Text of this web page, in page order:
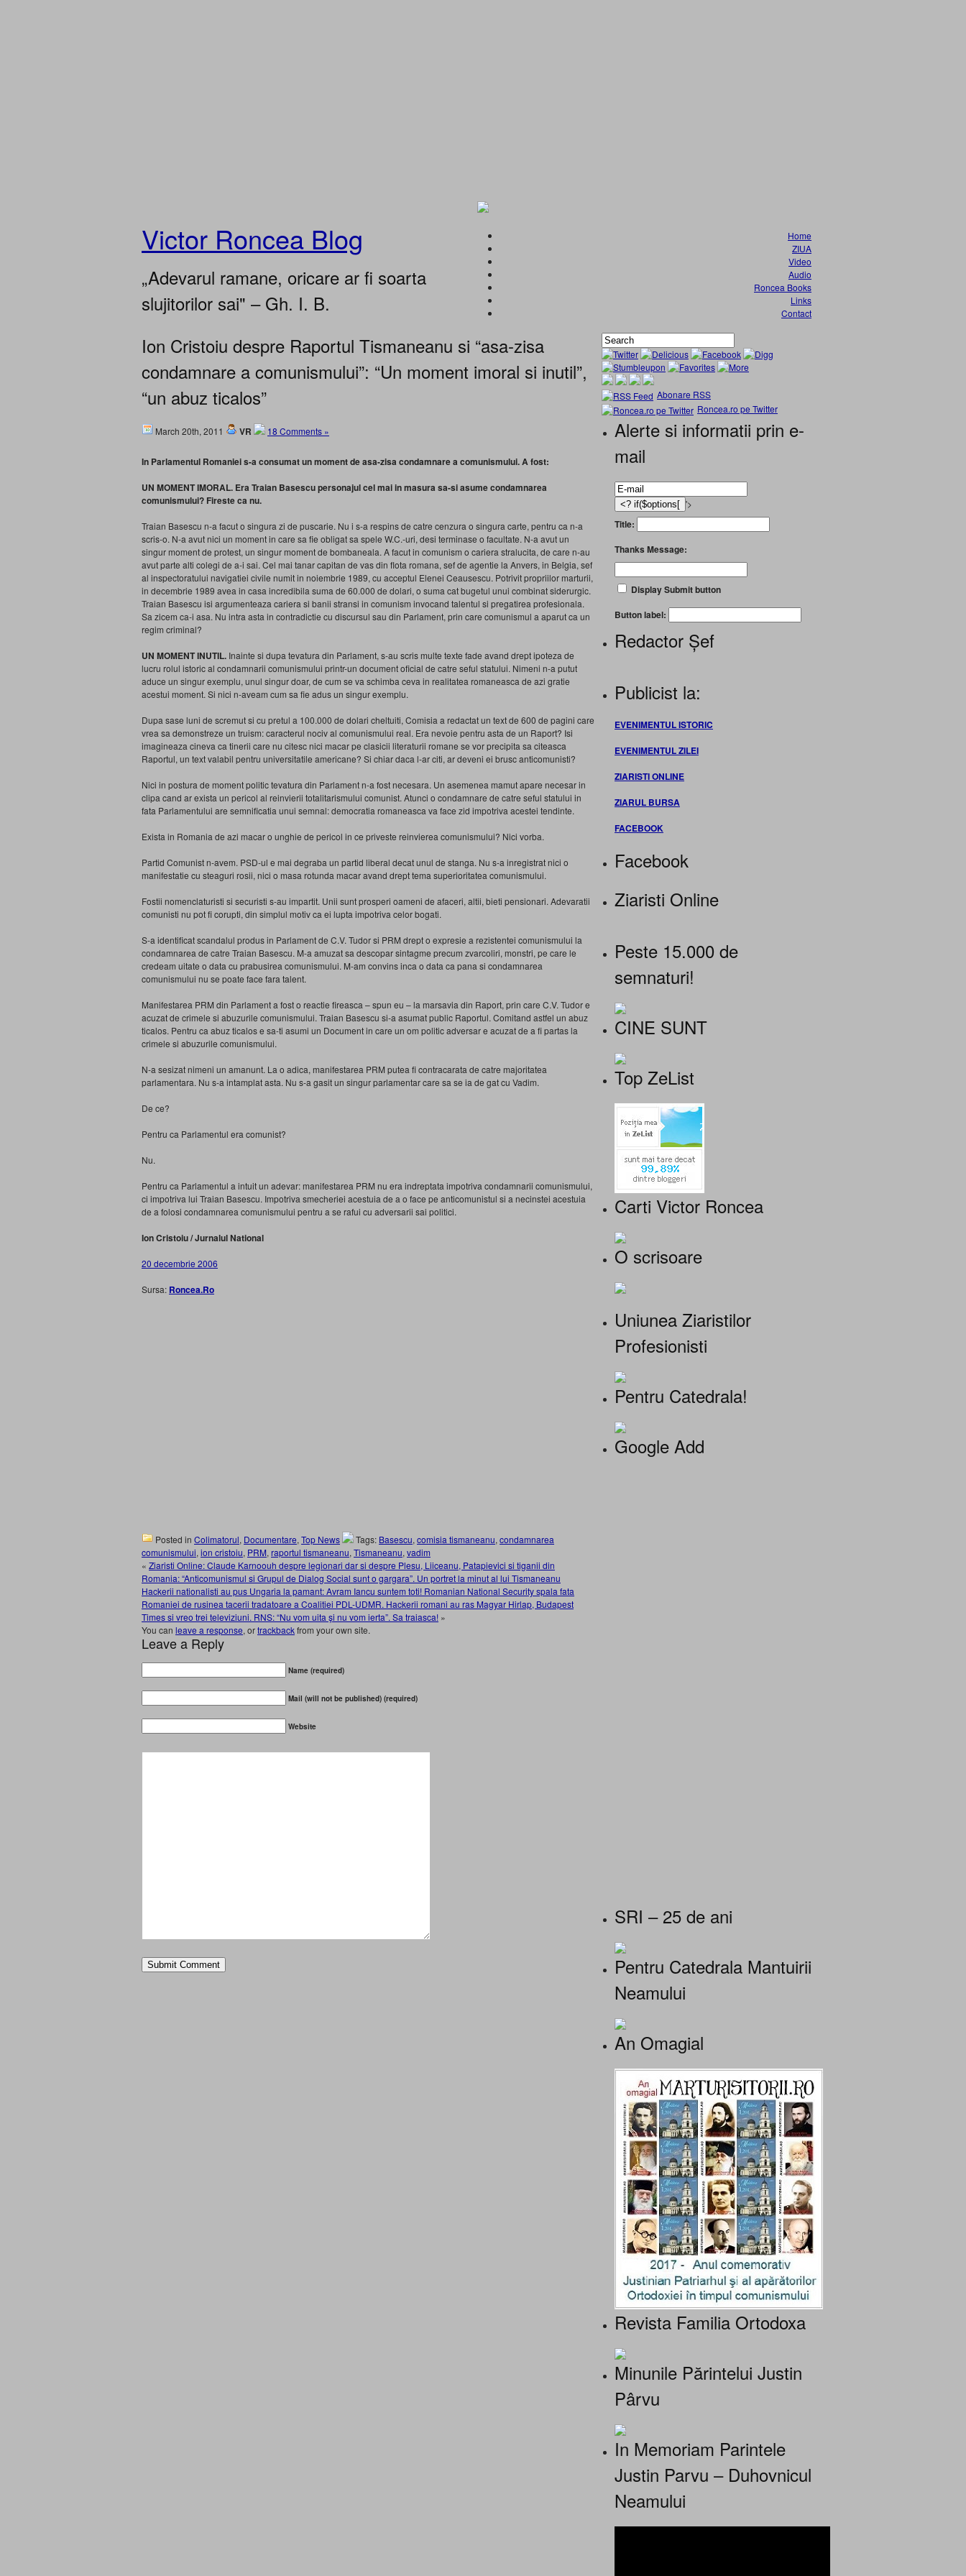
Victor Roncea Blog
„Adevarul ramane, oricare ar fi soarta
slujitorilor sai" – Gh. I. B.
Home
ZIUA
Video
Audio
Roncea Books
Links
Contact
Ion Cristoiu despre Raportul Tismaneanu si “asa-zisa
condamnare a comunismului”: “Un moment imoral si inutil”,
“un abuz ticalos”
March 20th, 2011 VR 18 Comments »
In Parlamentul Romaniei s-a consumat un moment de asa-zisa condamnare a comunismului. A fost:
UN MOMENT IMORAL. Era Traian Basescu personajul cel mai in masura sa-si asume condamnarea
comunismului? Fireste ca nu.
Traian Basescu n-a facut o singura zi de puscarie. Nu i s-a respins de catre cenzura o singura carte, pentru ca n-a
scris-o. N-a avut nici un moment in care sa fie obligat sa spele W.C.-uri, desi terminase o facultate. N-a avut un
singur moment de protest, un singur moment de bombaneala. A facut in comunism o cariera stralucita, de care n-au
avut parte alti colegi de a-i sai. Cel mai tanar capitan de vas din flota romana, sef de agentie la Anvers, in Belgia, sef
al inspectoratului navigatiei civile numit in noiembrie 1989, cu acceptul Elenei Ceausescu. Potrivit propriilor marturii,
in decembrie 1989 avea in casa incredibila suma de 60.000 de dolari, o suma cat bugetul unui combinat siderurgic.
Traian Basescu isi argumenteaza cariera si banii stransi in comunism invocand talentul si pregatirea profesionala.
Sa zicem ca-i asa. Nu intra asta in contradictie cu discursul sau din Parlament, prin care comunismul a aparut ca un
regim criminal?
UN MOMENT INUTIL. Inainte si dupa tevatura din Parlament, s-au scris multe texte fade avand drept ipoteza de
lucru rolul istoric al condamnarii comunismului printr-un document oficial de catre seful statului. Nimeni n-a putut
aduce un singur exemplu, unul singur doar, de cum se va schimba ceva in realitatea romaneasca de azi gratie
acestui moment. Si nici n-aveam cum sa fie adus un singur exemplu.
Dupa sase luni de scremut si cu pretul a 100.000 de dolari cheltuiti, Comisia a redactat un text de 600 de pagini care
vrea sa demonstreze un truism: caracterul nociv al comunismului real. Era nevoie pentru asta de un Raport? Isi
imagineaza cineva ca tinerii care nu citesc nici macar pe clasicii literaturii romane se vor precipita sa citeasca
Raportul, un text valabil pentru universitatile americane? Si chiar daca l-ar citi, ar deveni ei brusc anticomunisti?
Nici in postura de moment politic tevatura din Parlament n-a fost necesara. Un asemenea mamut apare necesar in
clipa cand ar exista un pericol al reinvierii totalitarismului comunist. Atunci o condamnare de catre seful statului in
fata Parlamentului are semnificatia unui semnal: democratia romaneasca va face zid impotriva acestei tendinte.
Exista in Romania de azi macar o unghie de pericol in ce priveste reinvierea comunismului? Nici vorba.
Partid Comunist n-avem. PSD-ul e mai degraba un partid liberal decat unul de stanga. Nu s-a inregistrat nici o
manifestatie cu steaguri rosii, nici o masa rotunda macar avand drept tema superioritatea comunismului.
Fostii nomenclaturisti si securisti s-au impartit. Unii sunt prosperi oameni de afaceri, altii, bieti pensionari. Adevaratii
comunisti nu pot fi corupti, din simplul motiv ca ei lupta impotriva celor bogati.
S-a identificat scandalul produs in Parlament de C.V. Tudor si PRM drept o expresie a rezistentei comunismului la
condamnarea de catre Traian Basescu. M-a amuzat sa descopar sintagme precum zvarcoliri, monstri, pe care le
credeam uitate o data cu prabusirea comunismului. M-am convins inca o data ca pana si condamnarea
comunismului nu se poate face fara talent.
Manifestarea PRM din Parlament a fost o reactie fireasca – spun eu – la marsavia din Raport, prin care C.V. Tudor e
acuzat de crimele si abuzurile comunismului. Traian Basescu si-a asumat public Raportul. Comitand astfel un abuz
ticalos. Pentru ca abuz ticalos e sa-ti asumi un Document in care un om politic adversar e acuzat de a fi partas la
crimele si abuzurile comunismului.
N-a sesizat nimeni un amanunt. La o adica, manifestarea PRM putea fi contracarata de catre majoritatea
parlamentara. Nu s-a intamplat asta. Nu s-a gasit un singur parlamentar care sa se ia de gat cu Vadim.
De ce?
Pentru ca Parlamentul era comunist?
Nu.
Pentru ca Parlamentul a intuit un adevar: manifestarea PRM nu era indreptata impotriva condamnarii comunismului,
ci impotriva lui Traian Basescu. Impotriva smecheriei acestuia de a o face pe anticomunistul si a necinstei acestuia
de a folosi condamnarea comunismului pentru a se rafui cu adversarii sai politici.
Ion Cristoiu / Jurnalul National
20 decembrie 2006
Sursa: Roncea.Ro
Posted in Colimatorul, Documentare, Top News Tags: Basescu, comisia tismaneanu, condamnarea
comunismului, ion cristoiu, PRM, raportul tismaneanu, Tismaneanu, vadim
« Ziaristi Online: Claude Karnoouh despre legionari dar si despre Plesu, Liiceanu, Patapievici si tiganii din
Romania: “Anticomunismul si Grupul de Dialog Social sunt o gargara”. Un portret la minut al lui Tismaneanu
Hackerii nationalisti au pus Ungaria la pamant: Avram Iancu suntem toti! Romanian National Security spala fata
Romaniei de rusinea tacerii tradatoare a Coalitiei PDL-UDMR. Hackerii romani au ras Magyar Hirlap, Budapest
Times si vreo trei televiziuni. RNS: “Nu vom uita şi nu vom ierta”. Sa traiasca! »
You can leave a response, ortrackbackfrom your own site.
Leave a Reply
Name (required)
Mail (will not be published) (required)
Website
Abonare RSS
Roncea.ro pe Twitter
Alerte si informatii prin e-
mail
'>
Title:
Thanks Message:
Display Submit button
Button label:
Redactor Șef
Publicist la:
EVENIMENTUL ISTORIC
EVENIMENTUL ZILEI
ZIARISTI ONLINE
ZIARUL BURSA
FACEBOOK
Facebook
Ziaristi Online
Peste 15.000 de
semnaturi!
CINE SUNT
Top ZeList
Carti Victor Roncea
O scrisoare
Uniunea Ziaristilor
Profesionisti
Pentru Catedrala!
Google Add
SRI – 25 de ani
Pentru Catedrala Mantuirii
Neamului
An Omagial
Revista Familia Ortodoxa
Minunile Părintelui Justin
Pârvu
In Memoriam Parintele
Justin Parvu – Duhovnicul
Neamului